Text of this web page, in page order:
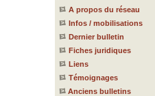
A propos du réseau
Infos / mobilisations
Dernier bulletin
Fiches juridiques
Liens
Témoignages
Anciens bulletins